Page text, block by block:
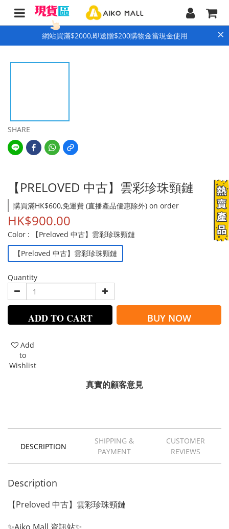
網站買滿$2000,即送贈$200購物金當現金使用 ×
SHARE
【PRELOVED 中古】雲彩珍珠頸鏈
購買滿HK$600,免運費 (直播產品優惠除外) on order
HK$900.00
Color : 【Preloved 中古】雲彩珍珠頸鏈
【Preloved 中古】雲彩珍珠頸鏈
Quantity
ADD TO CART BUY NOW
Add
to
Wishlist
真實的顧客意見
DESCRIPTION
SHIPPING &
PAYMENT
CUSTOMER
REVIEWS
Description
【Preloved 中古】雲彩珍珠頸鏈